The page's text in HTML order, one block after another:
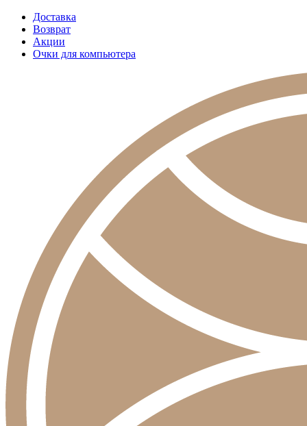
Доставка
Возврат
Акции
Очки для компьютера